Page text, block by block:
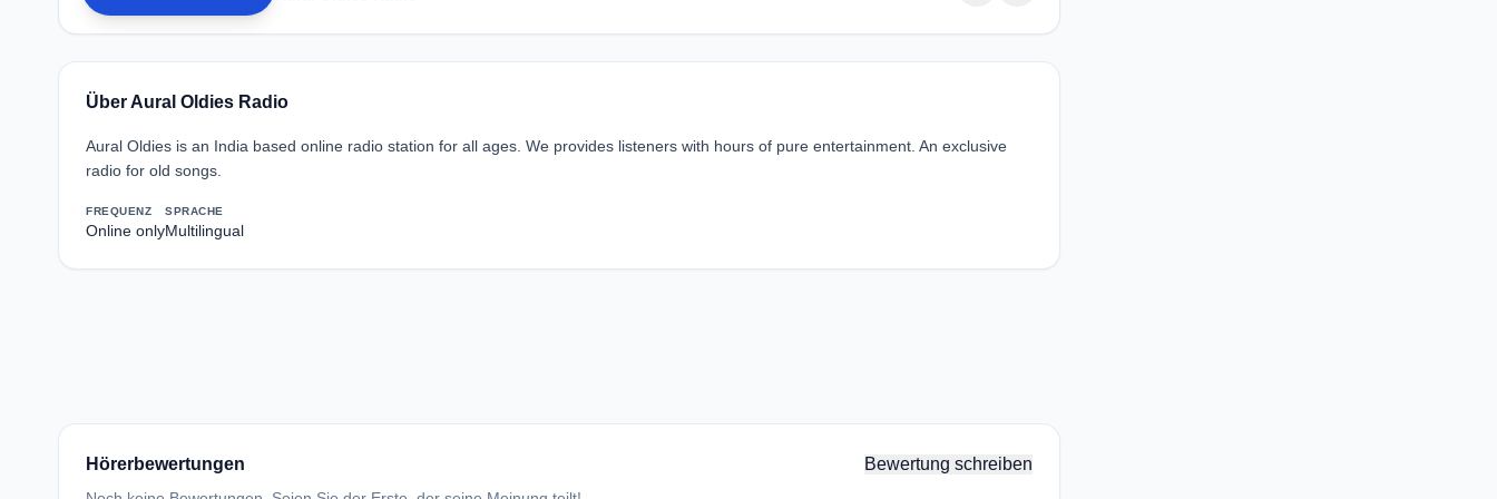
Über Aural Oldies Radio
Aural Oldies is an India based online radio station for all ages. We provides listeners with hours of pure entertainment. An exclusive
radio for old songs.
FREQUENZ
Online only
SPRACHE
Multilingual
Hörerbewertungen Bewertung schreiben